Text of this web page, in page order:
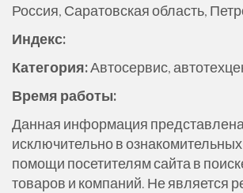
Россия, Саратовская область,
Индекс:
Категория:Автосервис,
Время работы:
Данная информация представлена
исключительно в
помощи посетителям сайта в
товаров и компаний. Не является